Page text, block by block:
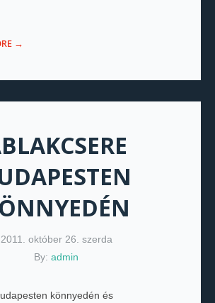
→
2011. október 26. szerda
By:admin
könnyedén és